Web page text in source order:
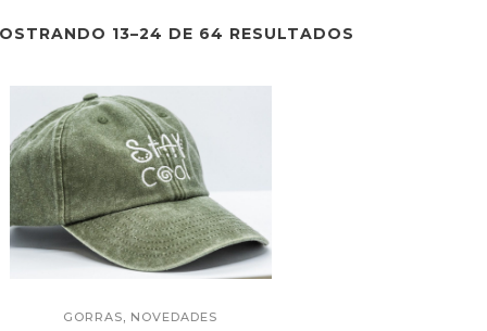
13–24 DE 64 RESULTADOS
GORRAS, NOVEDADES